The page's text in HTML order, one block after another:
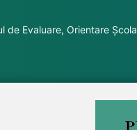
de Evaluare, Orientare